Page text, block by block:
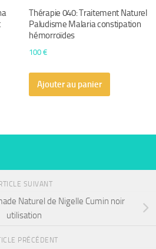
Thérapie 040: Traitement Naturel
Paludisme Malaria constipation
hémorroïdes
100€
Ajouter au panier
SUIVANT
Naturel de Nigelle Cumin noir
utilisation
PRÉCÉDENT